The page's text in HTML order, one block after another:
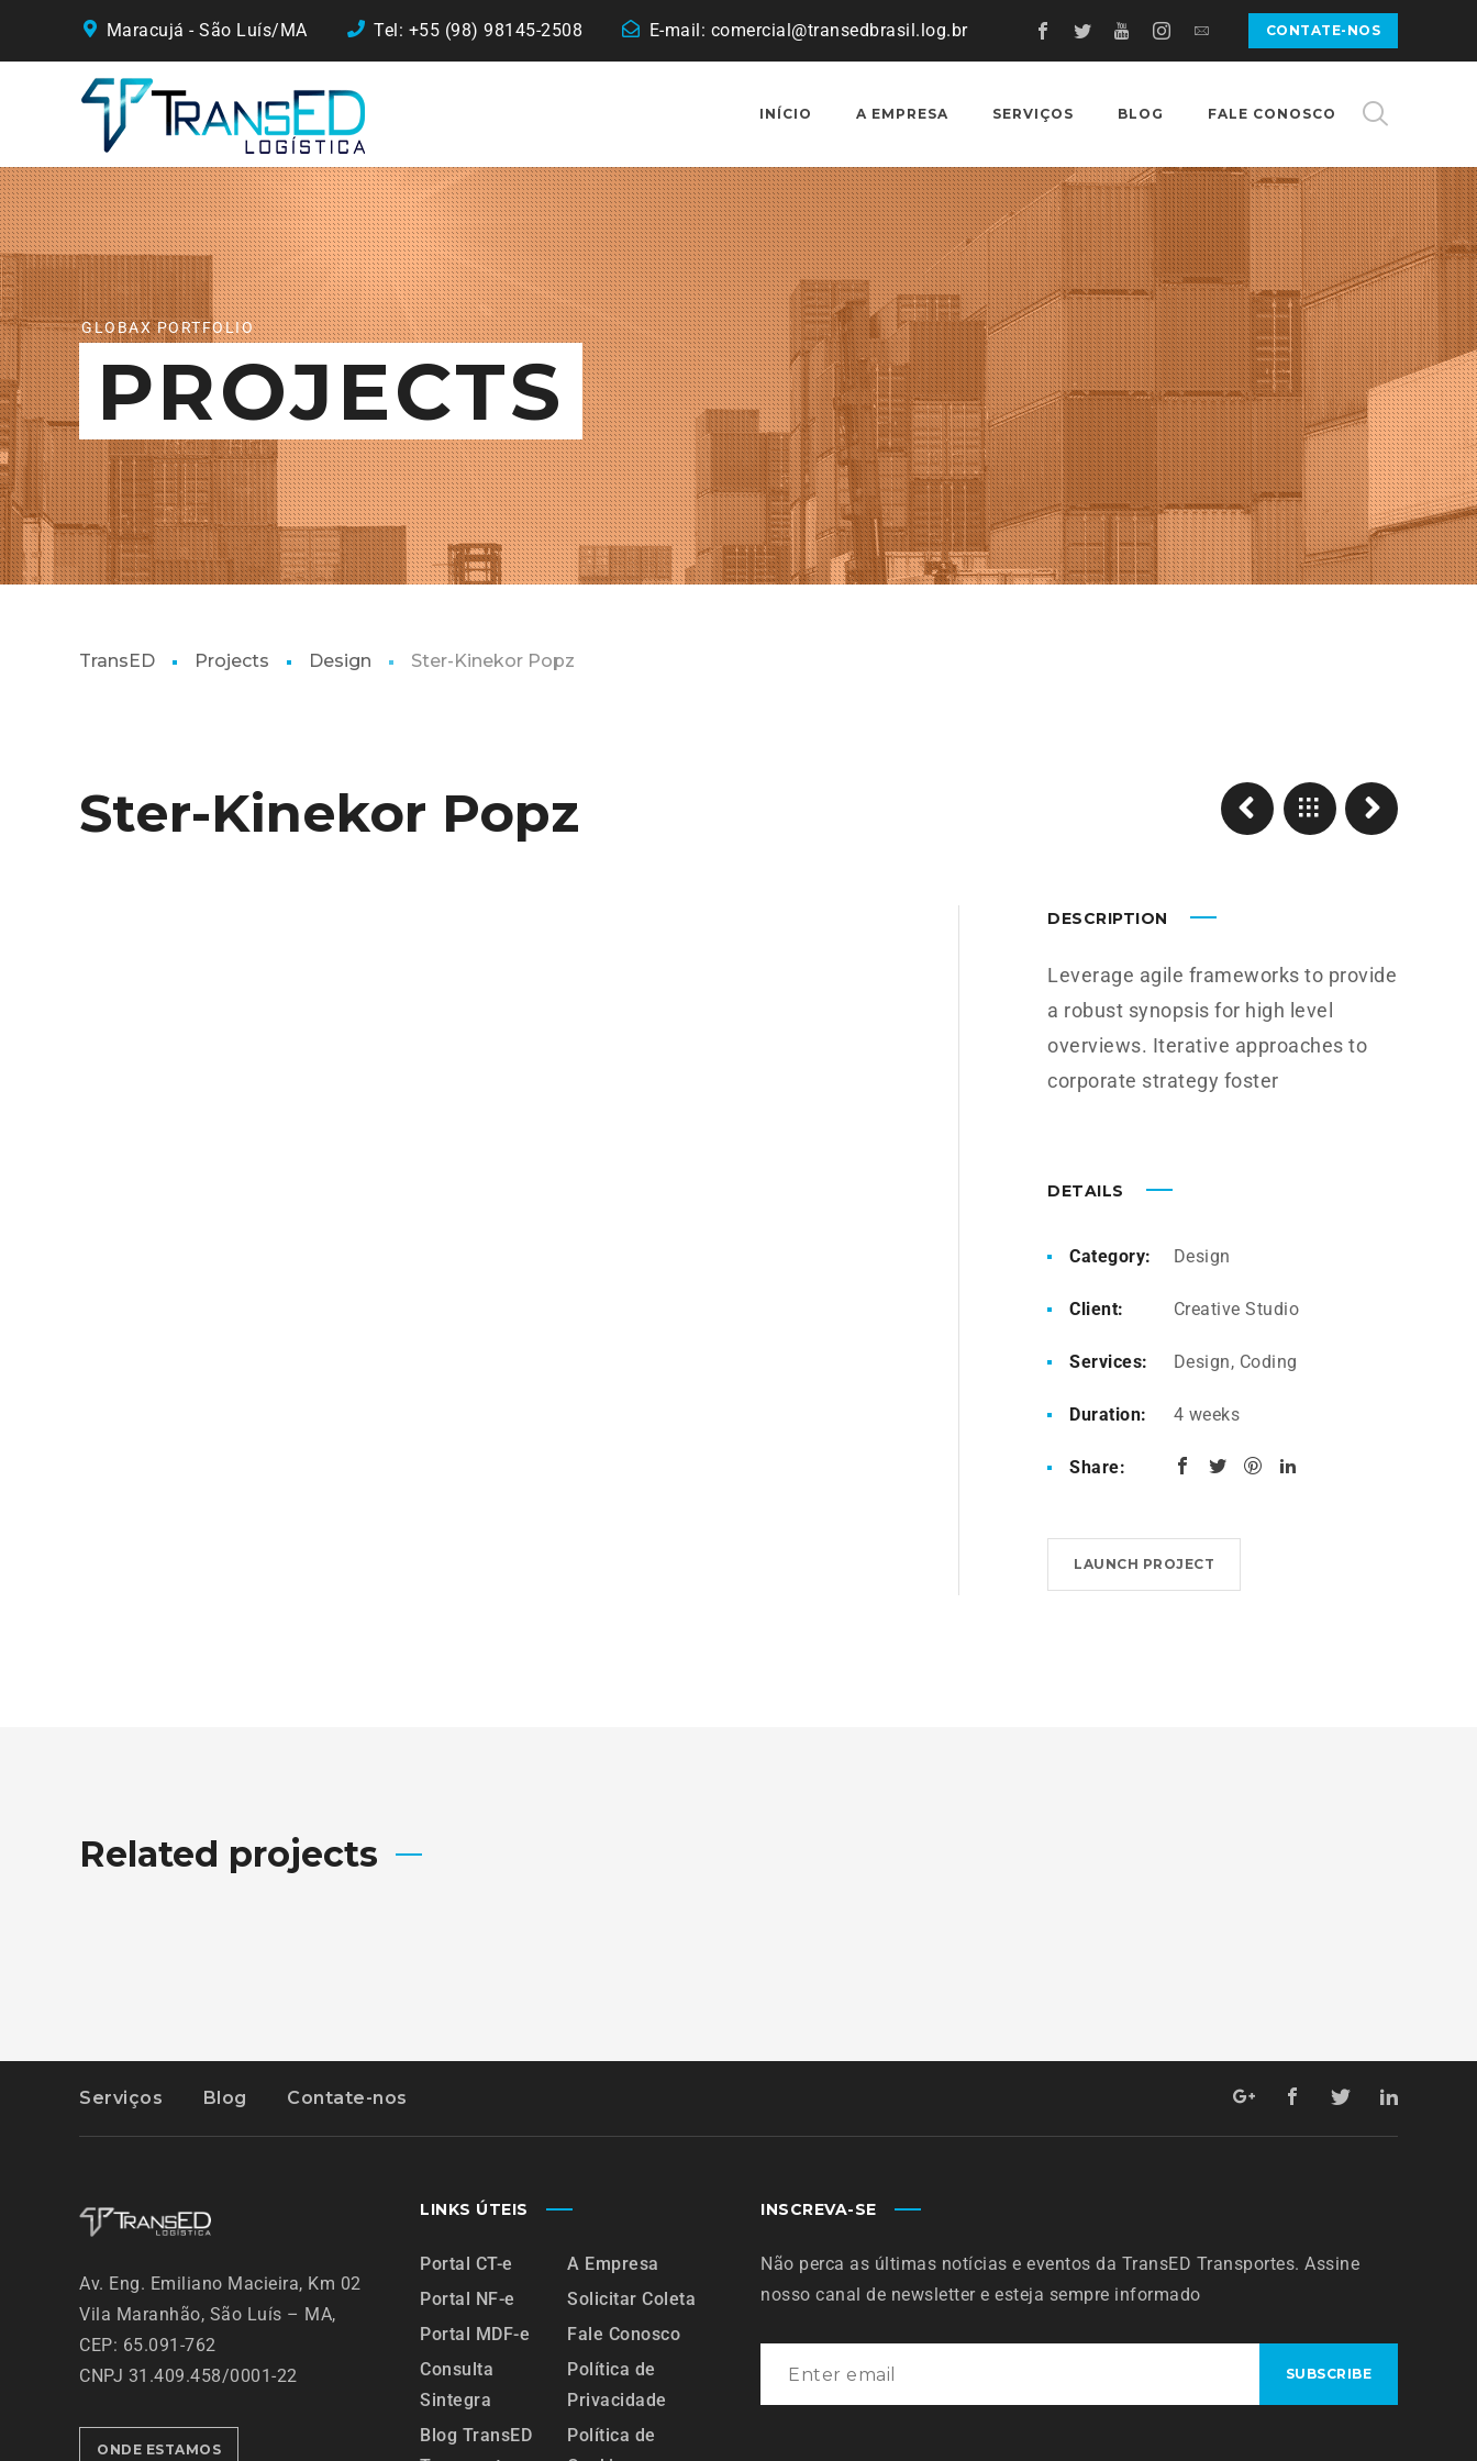
Maracujá - São Luís/MA Tel: +55 (98) 98145-2508 E-mail: comercial@transedbrasil.log.br CONTATE-NOS
INÍCIO A EMPRESA SERVIÇOS BLOG FALE CONOSCO
GLOBAX PORTFOLIO
PROJECTS
TransED Projects Design Ster-Kinekor Popz
Ster-Kinekor Popz
DESCRIPTION
Leverage agile frameworks to provide
a robust synopsis for high level
overviews. Iterative approaches to
corporate strategy foster
DETAILS
Category: Design
Client: Creative Studio
Services: Design, Coding
Duration: 4 weeks
Share:
LAUNCH PROJECT
Related projects
Serviços Blog Contate-nos
Av. Eng. Emiliano Macieira, Km 02
Vila Maranhão, São Luís – MA,
CEP: 65.091-762
CNPJ 31.409.458/0001-22
ONDE ESTAMOS
LINKS ÚTEIS
Portal CT-e
Portal NF-e
Portal MDF-e
Consulta
Sintegra
Blog TransED
A Empresa
Solicitar Coleta
Fale Conosco
Política de
Privacidade
Política de
INSCREVA-SE
Não perca as últimas notícias e eventos da TransED Transportes. Assine
nosso canal de newsletter e esteja sempre informado